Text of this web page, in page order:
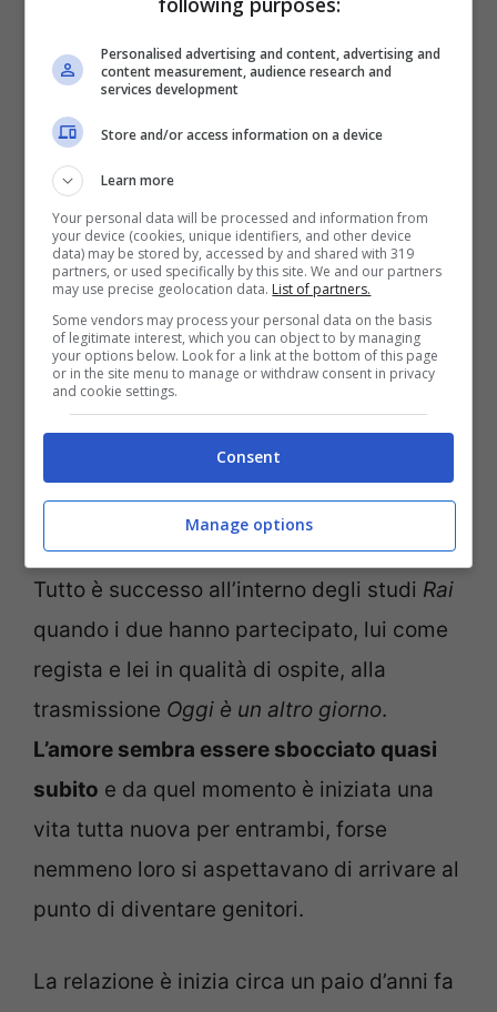
tv (Foto Instagram @stefanorastelli1) – ladradibiciclette.it
Tutto è successo all’interno degli studi Rai
quando i due hanno partecipato, lui come
regista e lei in qualità di ospite, alla
trasmissione Oggi è un altro giorno.
L’amore sembra essere sbocciato quasi
subito e da quel momento è iniziata una
vita tutta nuova per entrambi, forse
nemmeno loro si aspettavano di arrivare al
punto di diventare genitori.
La relazione è inizia circa un paio d’anni fa
Personalised advertising and content, advertising and
content measurement, audience research and
services development
Store and/or access information on a device
Learn more
Your personal data will be processed and information from
your device (cookies, unique identifiers, and other device
data) may be stored by, accessed by and shared with 319
partners, or used specifically by this site. We and our partners
may use precise geolocation data. List of partners.
Some vendors may process your personal data on the basis
of legitimate interest, which you can object to by managing
your options below. Look for a link at the bottom of this page
or in the site menu to manage or withdraw consent in privacy
and cookie settings.
Consent
Manage options